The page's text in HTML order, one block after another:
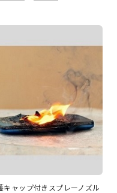
キャップ付きスプレーノズル